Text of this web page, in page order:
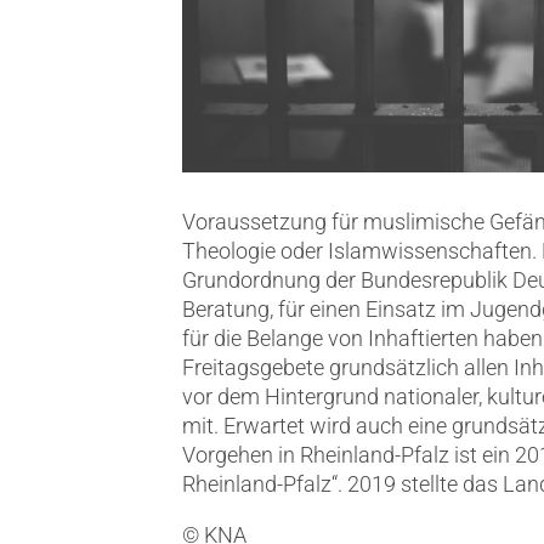
Voraussetzung für muslimische
Theologie oder
Grundordnung der Bundesrepublik
Beratung, für einen Einsatz im
für die Belange von Inhaftierten
Freitagsgebete grundsätzlich allen
vor dem Hintergrund nationaler,
mit. Erwartet wird auch eine
Vorgehen in Rheinland-Pfalz ist ein
Rheinland-Pfalz“. 2019 stellte das
© KNA